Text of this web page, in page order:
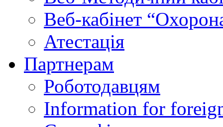
Веб-кабінет
Атестація
Партнерам
Роботодавцям
Information for